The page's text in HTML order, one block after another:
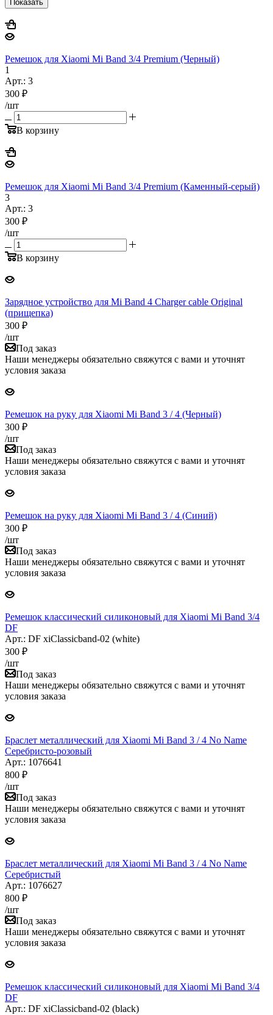
Показать
Ремешок для Xiaomi Mi Band 3/4 Premium (Черный)
1
Арт.: 3
300 ₽
/шт
В корзину
Ремешок для Xiaomi Mi Band 3/4 Premium (Каменный-серый)
3
Арт.: 3
300 ₽
/шт
В корзину
Зарядное устройство для Mi Band 4 Charger cable Original
(прищепка)
300 ₽
/шт
Под заказ
Наши менеджеры обязательно свяжутся с вами и уточнят
условия заказа
Ремешок на руку для Xiaomi Mi Band 3 / 4 (Черный)
300 ₽
/шт
Под заказ
Наши менеджеры обязательно свяжутся с вами и уточнят
условия заказа
Ремешок на руку для Xiaomi Mi Band 3 / 4 (Синий)
300 ₽
/шт
Под заказ
Наши менеджеры обязательно свяжутся с вами и уточнят
условия заказа
Ремешок классический силиконовый для Xiaomi Mi Band 3/4
DF
Арт.: DF xiClassicband-02 (white)
300 ₽
/шт
Под заказ
Наши менеджеры обязательно свяжутся с вами и уточнят
условия заказа
Браслет металлический для Xiaomi Mi Band 3 / 4 No Name
Серебристо-розовый
Арт.: 1076641
800 ₽
/шт
Под заказ
Наши менеджеры обязательно свяжутся с вами и уточнят
условия заказа
Браслет металлический для Xiaomi Mi Band 3 / 4 No Name
Серебристый
Арт.: 1076627
800 ₽
/шт
Под заказ
Наши менеджеры обязательно свяжутся с вами и уточнят
условия заказа
Ремешок классический силиконовый для Xiaomi Mi Band 3/4
DF
Арт.: DF xiClassicband-02 (black)